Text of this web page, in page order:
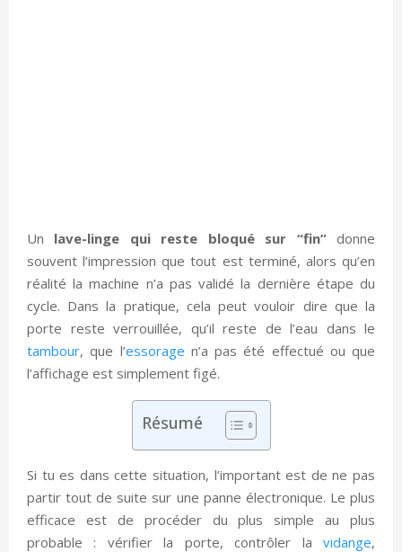
Un lave-linge qui reste bloqué sur “fin”donne
souvent l’impression que tout est terminé, alors qu’en
réalité la machine n’a pas validé la dernière étape du
cycle. Dans la pratique, cela peut vouloir dire que la
porte reste verrouillée, qu’il reste de l’eau dans le
tambour, que l’essorage n’a pas été effectué ou que
l’affichage est simplement figé.
Résumé
Si tu es dans cette situation, l’important est de ne pas
partir tout de suite sur une panne électronique. Le plus
efficace est de procéder du plus simple au plus
probable : vérifier la porte, contrôler la vidange,